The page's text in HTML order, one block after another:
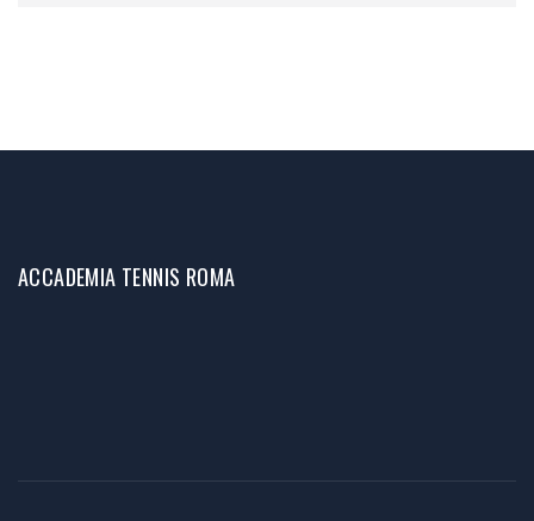
ACCADEMIA TENNIS ROMA